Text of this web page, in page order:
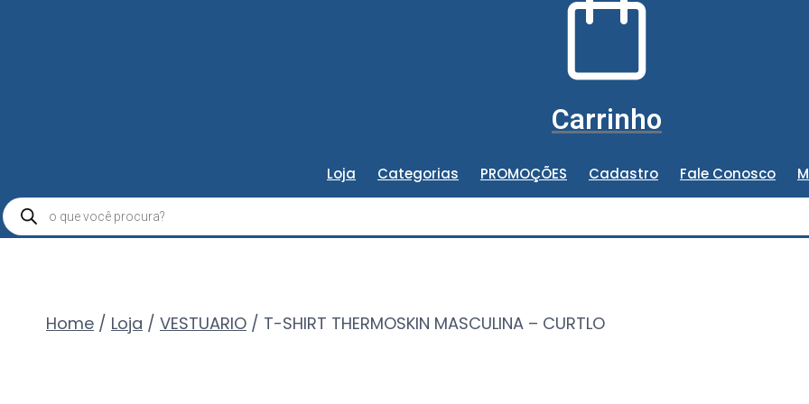
Carrinho
Loja Categorias PROMOÇÕES Cadastro Fale Conosco
Pesquisar
produtos
Home / Loja / VESTUARIO / T-SHIRT THERMOSKIN MASCULINA – CURTLO